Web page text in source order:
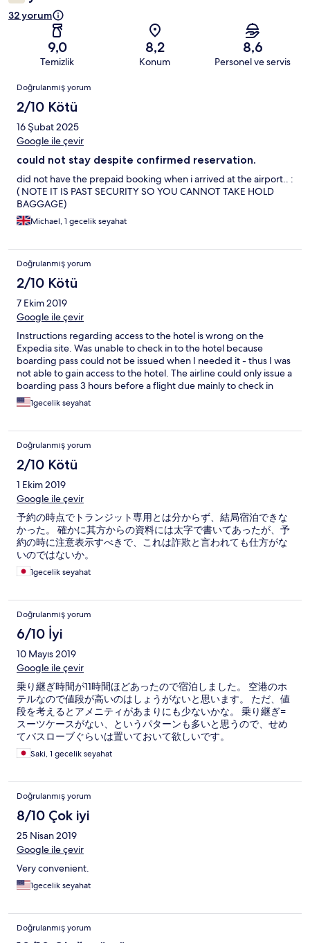
32 yorum
9,0
Temizlik
8,2
Konum
8,6
Personel ve servis
Yorumlar
Doğrulanmış yorum
2/10 Kötü
16 Şubat 2025
Google ile çevir
could not stay despite confirmed reservation.
did not have the prepaid booking when i arrived at the airport.. :
( NOTE IT IS PAST SECURITY SO YOU CANNOT TAKE HOLD
BAGGAGE)
Michael, 1 gecelik seyahat
Doğrulanmış yorum
2/10 Kötü
7 Ekim 2019
Google ile çevir
Instructions regarding access to the hotel is wrong on the
Expedia site. Was unable to check in to the hotel because
boarding pass could not be issued when I needed it - thus I was
not able to gain access to the hotel. The airline could only issue a
boarding pass 3 hours before a flight due mainly to check in
luggage being processed. I wanted to sleep in the hotel the
night before I was to fly.
1gecelik seyahat
Doğrulanmış yorum
2/10 Kötü
1 Ekim 2019
Google ile çevir
予約の時点でトランジット専用とは分からず、結局宿泊できな
かった。 確かに其方からの資料には太字で書いてあったが、予
約の時に注意表示すべきで、これは詐欺と言われても仕方がな
いのではないか。
1gecelik seyahat
Doğrulanmış yorum
6/10 İyi
10 Mayıs 2019
Google ile çevir
乗り継ぎ時間が11時間ほどあったので宿泊しました。 空港のホ
テルなので値段が高いのはしょうがないと思います。 ただ、値
段を考えるとアメニティがあまりにも少ないかな。 乗り継ぎ=
スーツケースがない、というパターンも多いと思うので、せめ
てバスローブぐらいは置いておいて欲しいです。
Saki, 1 gecelik seyahat
Doğrulanmış yorum
8/10 Çok iyi
25 Nisan 2019
Google ile çevir
Very convenient.
1gecelik seyahat
Doğrulanmış yorum